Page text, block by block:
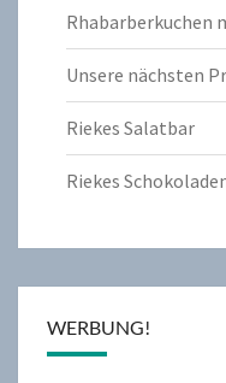
Rhabarberkuchen
Unsere nächsten
Riekes Salatbar
Riekes
WERBUNG!